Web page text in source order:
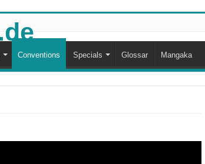
Conventions Specials Glossar Mangaka